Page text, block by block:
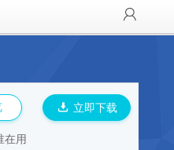
立即下载
在用